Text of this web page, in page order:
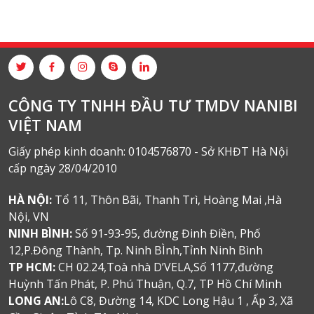
CÔNG TY TNHH ĐẦU TƯ TMDV NANIBI
VIỆT NAM
Giấy phép kinh doanh: 0104576870 - Sở KHĐT Hà Nội
cấp ngày 28/04/2010
HÀ NỘI: Tổ 11, Thôn Bãi, Thanh Trì, Hoàng Mai ,Hà
Nội, VN
NINH BÌNH:Số 91-93-95, đường Đinh Điền, Phố
12,P.Đông Thành, Tp. Ninh BÌnh,Tỉnh Ninh Bình
TP HCM:CH 02.24,Toà nhà D’VELA,Số 1177,đường
Huỳnh Tấn Phát, P. Phú Thuận, Q.7, TP Hồ Chí Minh
LONG AN:Lô C8, Đường 14, KDC Long Hậu 1 , Ấp 3, Xã